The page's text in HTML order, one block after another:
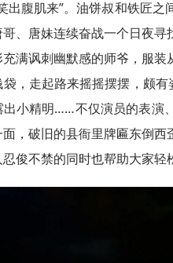
出腹肌来”。油饼叔和铁匠
、唐妹连续奋战一个日夜
满讽刺幽默感的师爷，服
，走起路来摇摇摆摆，颇有
出小精明……不仅演员的表演
，破旧的县衙里牌匾东倒
俊不禁的同时也帮助大家轻